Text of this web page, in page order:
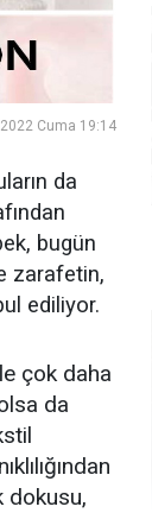
Cuma 19:14
da
bugün
zarafetin,
ediliyor.
çok daha
da
dokusu,